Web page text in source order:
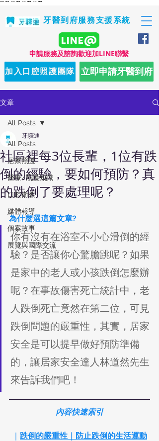
"" "" "" "" "" "" "" ""
牙醫到府服務支援系統
​申請服務及諮詢歡迎加LINE聯繫
LINE@
立即申請牙醫到府
加入口腔照護團隊
文章
All Posts
居家照護
醫療/照護知識
口腔衛教
媒體報導
個案故事
展覽與國際交流
All Posts
社區裡每3位長輩，1位有跌
倒的經驗，要如何預防？真
的跌倒了要處理呢？
牙驛通
為什麼選這篇文章?
你有沒有在浴室不小心滑倒的經
驗？是否讓你心驚膽跳呢？如果
是家中的老人或小孩跌倒怎麼辦
呢？在事故傷害死亡統計中，老
人跌倒死亡竟然在第二位，可見
跌倒問題的嚴重性，其實，居家
安全是可以提早做好預防準備
的，讓居家安全達人林道然先生
來告訴我們吧！
內容快速索引
｜ 跌倒的嚴重性 ｜ 防止跌倒的生活運動